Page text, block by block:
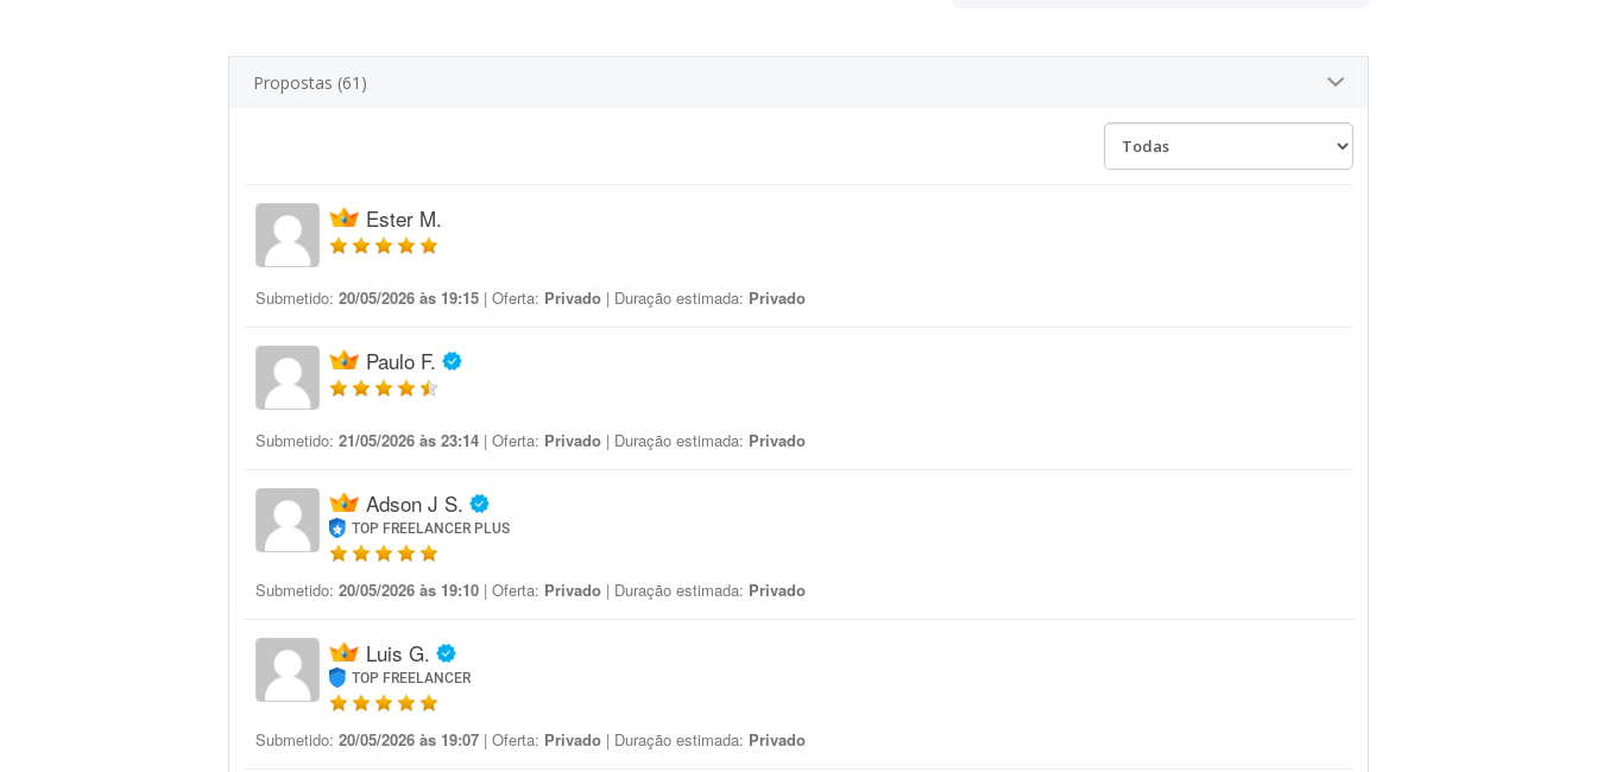
Propostas (61)
Ester M.
Submetido: 20/05/2026 às 19:15 | Oferta: Privado | Duração estimada: Privado
Paulo F.
Submetido: 21/05/2026 às 23:14 | Oferta: Privado | Duração estimada: Privado
Adson J S.
TOP FREELANCER PLUS
Submetido: 20/05/2026 às 19:10 | Oferta: Privado | Duração estimada: Privado
Luis G.
TOP FREELANCER
Submetido: 20/05/2026 às 19:07 | Oferta: Privado | Duração estimada: Privado